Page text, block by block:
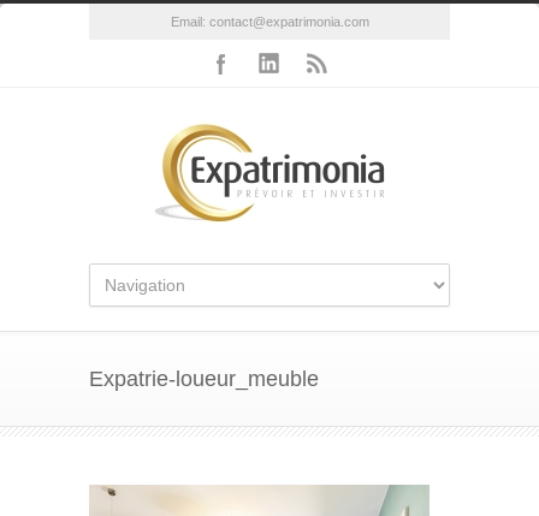
Email: contact@expatrimonia.com
Expatrie-loueur_meuble